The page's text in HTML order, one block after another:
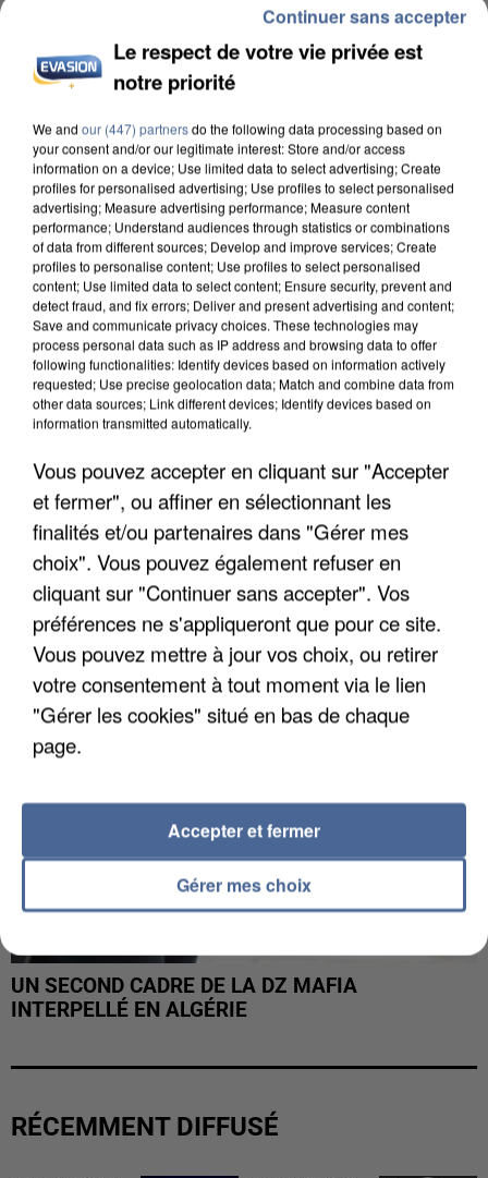
APRÈS TOUTES CES CANICULES, LES REFUGES
DE FAUNE SAUVAGE SONT...
L’UN DES FONDATEURS SUPPOSÉS DE LA DZ
MAFIA INTERPELLÉ EN ALGÉRIE
UN SECOND CADRE DE LA DZ MAFIA
INTERPELLÉ EN ALGÉRIE
RÉCEMMENT DIFFUSÉ
Le respect de votre vie privée est
notre priorité
We and our (447) partnersdo the following data processing based on
your consent and/or our legitimate interest: Store and/or access
information on a device; Use limited data to select advertising; Create
profiles for personalised advertising; Use profiles to select personalised
advertising; Measure advertising performance; Measure content
performance; Understand audiences through statistics or combinations
of data from different sources; Develop and improve services; Create
profiles to personalise content; Use profiles to select personalised
content; Use limited data to select content; Ensure security, prevent and
detect fraud, and fix errors; Deliver and present advertising and content;
Save and communicate privacy choices. These technologies may
process personal data such as IP address and browsing data to offer
following functionalities: Identify devices based on information actively
requested; Use precise geolocation data; Match and combine data from
other data sources; Link different devices; Identify devices based on
information transmitted automatically.
Vous pouvez accepter en cliquant sur "Accepter
et fermer", ou affiner en sélectionnant les
finalités et/ou partenaires dans "Gérer mes
choix". Vous pouvez également refuser en
cliquant sur "Continuer sans accepter". Vos
préférences ne s'appliqueront que pour ce site.
Vous pouvez mettre à jour vos choix, ou retirer
votre consentement à tout moment via le lien
"Gérer les cookies" situé en bas de chaque
page.
Gérer mes choix
Accepter et fermer
Continuer sans accepter